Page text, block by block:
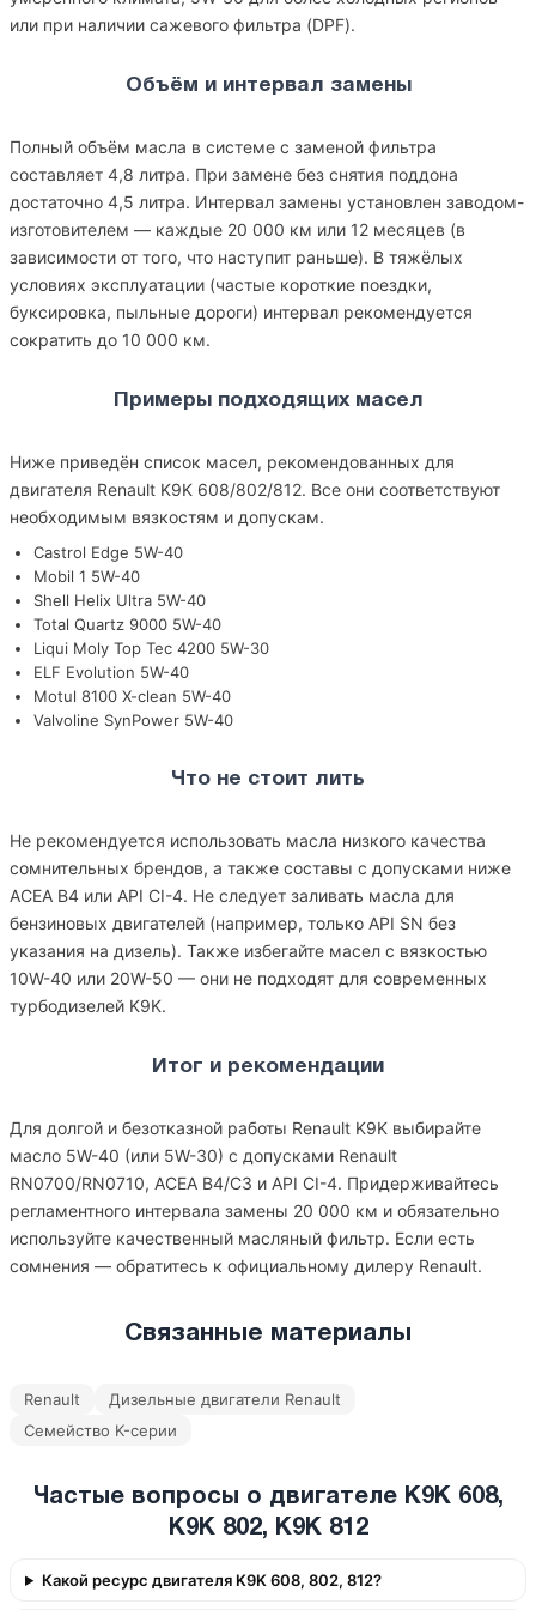
или при наличии сажевого фильтра (DPF).
Объём и интервал замены
Полный объём масла в системе с заменой фильтра
составляет 4,8 литра. При замене без снятия поддона
достаточно 4,5 литра. Интервал замены установлен заводом-
изготовителем — каждые 20 000 км или 12 месяцев (в
зависимости от того, что наступит раньше). В тяжёлых
условиях эксплуатации (частые короткие поездки,
буксировка, пыльные дороги) интервал рекомендуется
сократить до 10 000 км.
Примеры подходящих масел
Ниже приведён список масел, рекомендованных для
двигателя Renault K9K 608/802/812. Все они соответствуют
необходимым вязкостям и допускам.
Castrol Edge 5W-40
Mobil 1 5W-40
Shell Helix Ultra 5W-40
Total Quartz 9000 5W-40
Liqui Moly Top Tec 4200 5W-30
ELF Evolution 5W-40
Motul 8100 X-clean 5W-40
Valvoline SynPower 5W-40
Что не стоит лить
Не рекомендуется использовать масла низкого качества
сомнительных брендов, а также составы с допусками ниже
ACEA B4 или API CI-4. Не следует заливать масла для
бензиновых двигателей (например, только API SN без
указания на дизель). Также избегайте масел с вязкостью
10W-40 или 20W-50 — они не подходят для современных
турбодизелей K9K.
Итог и рекомендации
Для долгой и безотказной работы Renault K9K выбирайте
масло 5W-40 (или 5W-30) с допусками Renault
RN0700/RN0710, ACEA B4/C3 и API CI-4. Придерживайтесь
регламентного интервала замены 20 000 км и обязательно
используйте качественный масляный фильтр. Если есть
сомнения — обратитесь к официальному дилеру Renault.
Связанные материалы
Renault
Дизельные двигатели Renault
Семейство K-серии
Частые вопросы о двигателе K9K 608,
K9K 802, K9K 812
Какой ресурс двигателя K9K 608, 802, 812?